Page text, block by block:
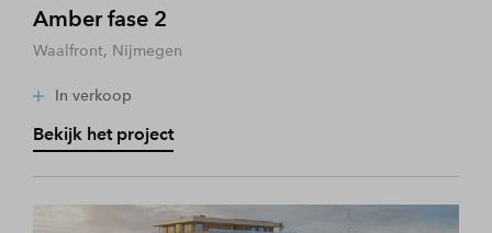
Amber fase 2
Waalfront, Nijmegen
In verkoop
Bekijk het project